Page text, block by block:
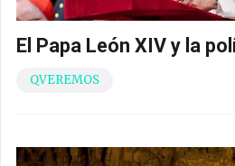
El Papa León XIV y la
QVEREMOS